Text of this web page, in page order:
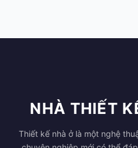
NHÀ THIẾT
Thiết kế nhà ở là một nghệ